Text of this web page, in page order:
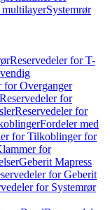
multilayerSystemrør
Reservedeler for T-
for Overganger
Reservedeler for
Reservedeler for
Fordeler med
for Tilkoblinger for
for
Geberit Mapress
for Geberit
for Systemrør